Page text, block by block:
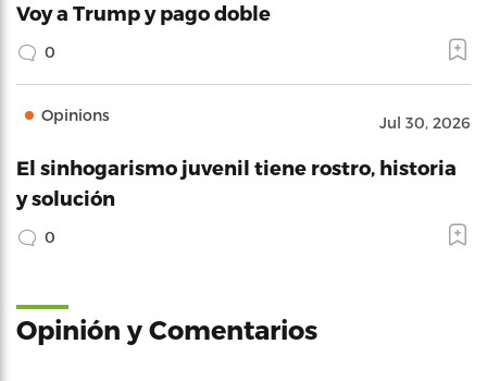
Voy a Trump y pago doble
0
Opinions Jul 30, 2026
El sinhogarismo juvenil tiene rostro, historia
y solución
0
Opinión y Comentarios